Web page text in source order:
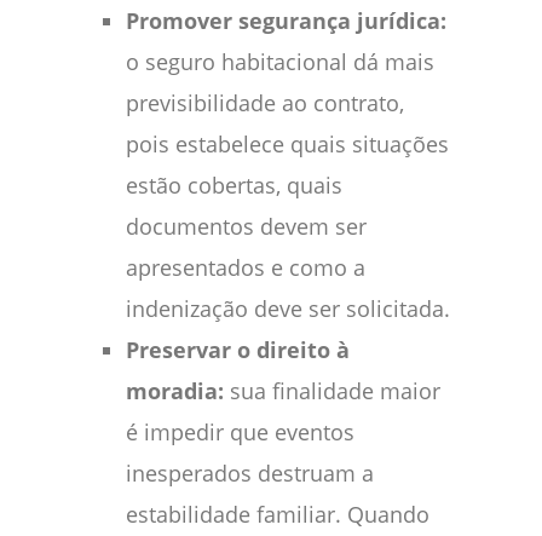
Promover segurança jurídica:
o seguro habitacional dá mais
previsibilidade ao contrato,
pois estabelece quais situações
estão cobertas, quais
documentos devem ser
apresentados e como a
indenização deve ser solicitada.
Preservar o direito à
moradia: sua finalidade maior
é impedir que eventos
inesperados destruam a
estabilidade familiar. Quando